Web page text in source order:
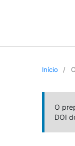
Início /
O
DOI